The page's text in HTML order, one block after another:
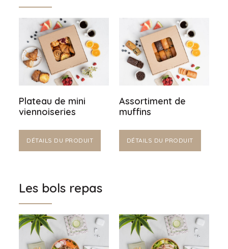
Plateau de mini
viennoiseries
DÉTAILS DU PRODUIT
Assortiment de
muffins
DÉTAILS DU PRODUIT
Les bols repas